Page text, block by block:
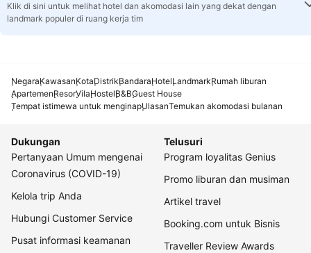
Klik di sini untuk melihat hotel dan akomodasi lain yang dekat dengan
landmark populer di ruang kerja tim
NegaraKawasanKotaDistrikBandaraHotelLandmarkRumah liburan
ApartemenResorVilaHostelB&BGuest House
Tempat istimewa untuk menginapUlasanTemukan akomodasi bulanan
Dukungan
Pertanyaan Umum mengenai
Coronavirus (COVID-19)
Kelola trip Anda
Hubungi Customer Service
Pusat informasi keamanan
Telusuri
Program loyalitas Genius
Promo liburan dan musiman
Artikel travel
Booking.com untuk Bisnis
Traveller Review Awards